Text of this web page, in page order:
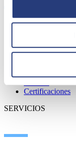
Noticias
Blog
Certificaciones
SERVICIOS